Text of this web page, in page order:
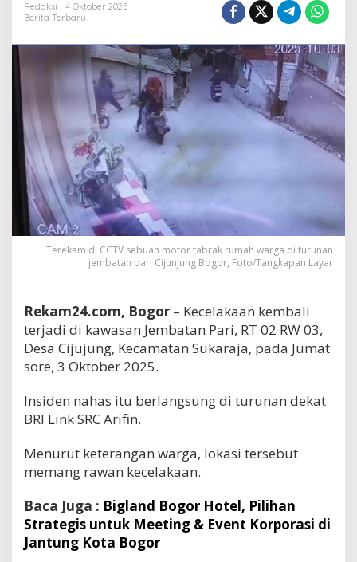
Redaksi
4 Oktober 2025
Berita Terbaru
Terekam di CCTV sebuah motor tabrak rumah warga di turunan
jembatan pari Cijunjung Bogor, Foto/Tangkapan Layar
Rekam24.com, Bogor – Kecelakaan kembali
terjadi di kawasan Jembatan Pari, RT 02 RW 03,
Desa Cijujung, Kecamatan Sukaraja, pada Jumat
sore, 3 Oktober 2025.
Insiden nahas itu berlangsung di turunan dekat
BRI Link SRC Arifin.
Menurut keterangan warga, lokasi tersebut
memang rawan kecelakaan.
Baca Juga : Bigland Bogor Hotel, Pilihan
Strategis untuk Meeting & Event Korporasi di
Jantung Kota Bogor